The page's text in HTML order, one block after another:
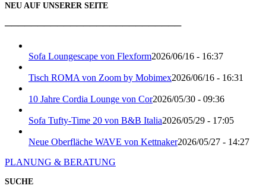
NEU AUF UNSERER SEITE
───────────────────────────
Sofa Loungescape von Flexform2026/06/16 - 16:37
Tisch ROMA von Zoom by Mobimex2026/06/16 - 16:31
10 Jahre Cordia Lounge von Cor2026/05/30 - 09:36
Sofa Tufty-Time 20 von B&B Italia2026/05/29 - 17:05
Neue Oberfläche WAVE von Kettnaker2026/05/27 - 14:27
PLANUNG & BERATUNG
SUCHE